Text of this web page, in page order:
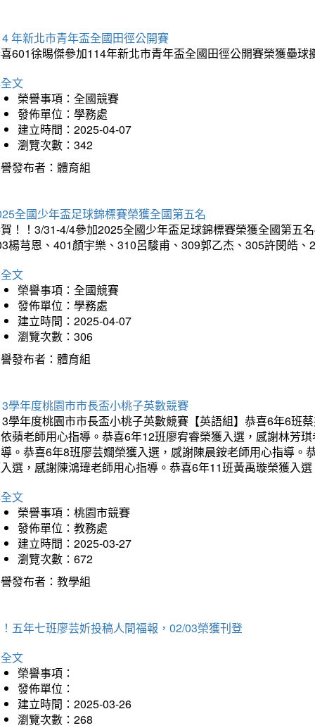
年新北市青年盃全國田徑公開賽
601徐晹傑參加114年新北市青年盃全國田徑公開賽榮獲壘
文
榮譽事項：全國競賽
發佈單位：學務處
建立時間：2025-04-07
瀏覽次數：342
發布者：體育組
全國少年盃足球錦標賽榮獲全國第五名
！！3/31-4/4參加2025全國少年盃足球錦標賽榮獲全國第五
楊芎恩、401顏宇樂、310呂駿甫、309郭乙杰、305許閔皓
文
榮譽事項：全國競賽
發佈單位：學務處
建立時間：2025-04-07
瀏覽次數：306
發布者：體育組
學年度桃園市市長盃小桃子英數競賽
學年度桃園市市長盃小桃子英數競賽【英語組】恭喜6年6班
蘋老師用心指導。恭喜6年12班廖宥睿榮獲入選，感謝林芳
。恭喜6年8班廖芸嫺榮獲入選，感謝陳晨銨老師用心指導
選，感謝陳鴻瑋老師用心指導。恭喜6年11班黃禹璇榮獲入
文
榮譽事項：桃園市競賽
發佈單位：教務處
建立時間：2025-03-27
瀏覽次數：672
發布者：教學組
五年七班廖芸妡投稿人間福報，02/03榮獲刊登
文
榮譽事項：
發佈單位：
建立時間：2025-03-26
瀏覽次數：268